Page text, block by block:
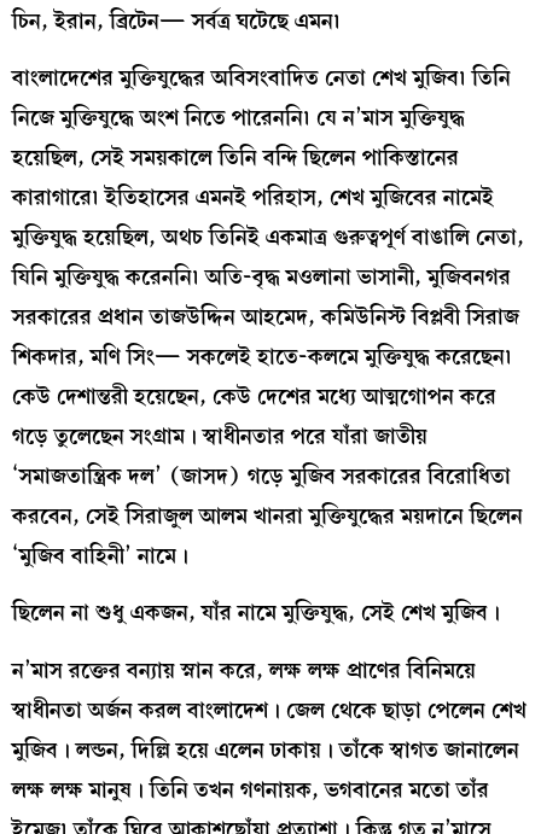
চিন, ইরান, ব্রিটেন— সর্বত্র ঘটেছে এমন৷
বাংলাদেশের মুক্তিযুদ্ধের অবিসংবাদিত নেতা শেখ মুজিব৷ তিনি
নিজে মুক্তিযুদ্ধে অংশ নিতে পারেননি৷ যে ন’মাস মুক্তিযুদ্ধ
হয়েছিল, সেই সময়কালে তিনি বন্দি ছিলেন পাকিস্তানের
কারাগারে৷ ইতিহাসের এমনই পরিহাস, শেখ মুজিবের নামেই
মুক্তিযুদ্ধ হয়েছিল, অথচ তিনিই একমাত্র গুরুত্বপূর্ণ বাঙালি নেতা,
যিনি মুক্তিযুদ্ধ করেননি৷ অতি-বৃদ্ধ মওলানা ভাসানী, মুজিবনগর
সরকারের প্রধান তাজউদ্দিন আহমেদ, কমিউনিস্ট বিপ্লবী সিরাজ
শিকদার, মণি সিং— সকলেই হাতে-কলমে মুক্তিযুদ্ধ করেছেন৷
কেউ দেশান্তরী হয়েছেন, কেউ দেশের মধ্যে আত্মগোপন করে
গড়ে তুলেছেন সংগ্রাম। স্বাধীনতার পরে যাঁরা জাতীয়
‘সমাজতান্ত্রিক দল’ (জাসদ) গড়ে মুজিব সরকারের বিরোধিতা
করবেন, সেই সিরাজুল আলম খানরা মুক্তিযুদ্ধের ময়দানে ছিলেন
‘মুজিব বাহিনী’ নামে।
ছিলেন না শুধু একজন, যাঁর নামে মুক্তিযুদ্ধ, সেই শেখ মুজিব।
ন’মাস রক্তের বন্যায় স্নান করে, লক্ষ লক্ষ প্রাণের বিনিময়ে
স্বাধীনতা অর্জন করল বাংলাদেশ। জেল থেকে ছাড়া পেলেন শেখ
মুজিব। লন্ডন, দিল্লি হয়ে এলেন ঢাকায়। তাঁকে স্বাগত জানালেন
লক্ষ লক্ষ মানুষ। তিনি তখন গণনায়ক, ভগবানের মতো তাঁর